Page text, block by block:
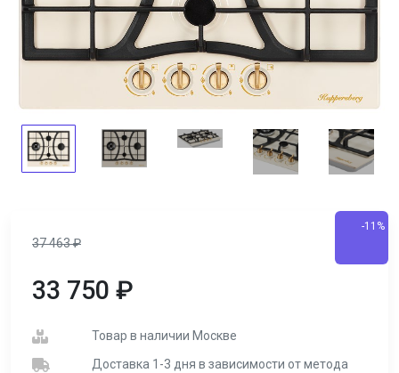
37 463₽
-11%
33 750 ₽
Товар в наличии Москве
Доставка 1-3 дня в зависимости от метода